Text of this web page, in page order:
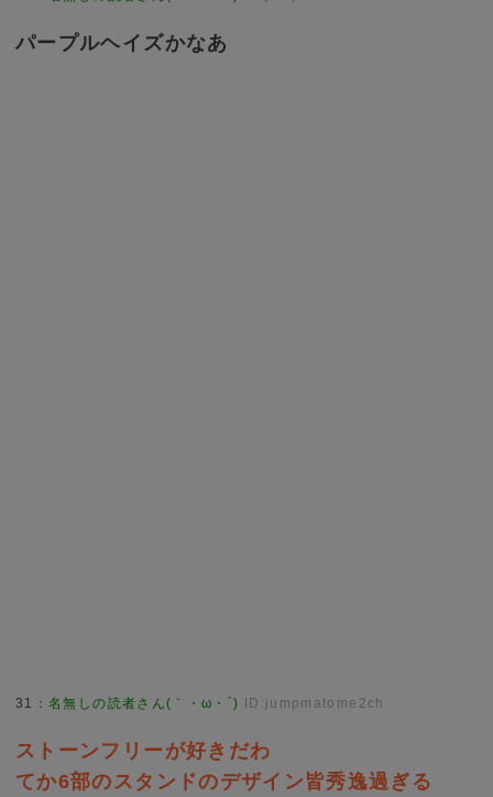
パープルヘイズかなあ
31 ：名無しの読者さん(｀・ω・´) ID:jumpmatome2ch
ストーンフリーが好きだわ
てか6部のスタンドのデザイン皆秀逸過ぎる